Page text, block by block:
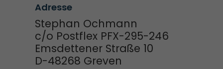
Adresse
Stephan Ochmann
c/o Postflex PFX-295-246
Emsdettener Straße 10
D-48268 Greven